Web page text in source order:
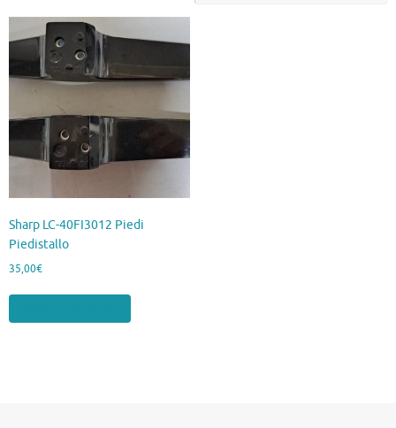
Sharp LC-40FI3012 Piedi
Piedistallo
35,00€